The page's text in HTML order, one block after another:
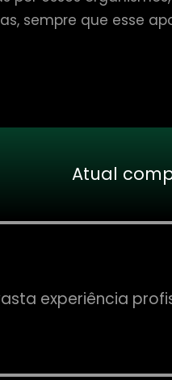
sempre que esse
Atual
experiência